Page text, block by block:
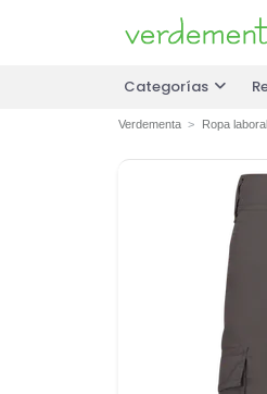
Categorías
Verdementa Ropa laboral